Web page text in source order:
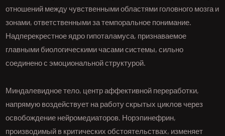
отношений между чувственными областями головного мозга и
зонами, ответственными за темпоральное понимание.
Надперекрестное ядро гипоталамуса, признаваемое
главными биологическими часами системы, сильно
соединено с эмоциональной структурой.
Миндалевидное тело, центр аффективной переработки,
напрямую воздействует на работу скрытых циклов через
освобождение нейромедиаторов. Норэпинефрин,
производимый в критических обстоятельствах, изменяет